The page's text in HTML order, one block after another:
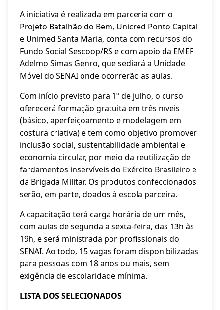
A iniciativa é realizada em parceria com o
Projeto Batalhão do Bem, Unicred Ponto Capital
e Unimed Santa Maria, conta com recursos do
Fundo Social Sescoop/RS e com apoio da EMEF
Adelmo Simas Genro, que sediará a Unidade
Móvel do SENAI onde ocorrerão as aulas.
Com início previsto para 1º de julho, o curso
oferecerá formação gratuita em três níveis
(básico, aperfeiçoamento e modelagem em
costura criativa) e tem como objetivo promover
inclusão social, sustentabilidade ambiental e
economia circular, por meio da reutilização de
fardamentos inservíveis do Exército Brasileiro e
da Brigada Militar. Os produtos confeccionados
serão, em parte, doados à escola parceira.
A capacitação terá carga horária de um mês,
com aulas de segunda a sexta-feira, das 13h às
19h, e será ministrada por profissionais do
SENAI. Ao todo, 15 vagas foram disponibilizadas
para pessoas com 18 anos ou mais, sem
exigência de escolaridade mínima.
LISTA DOS SELECIONADOS